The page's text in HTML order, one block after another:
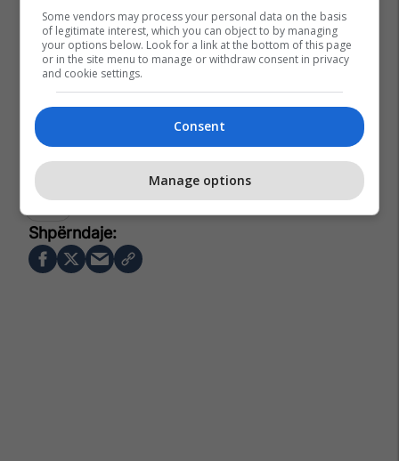
Izet Mexhiti
Aleanca Për Shqiptarët - Ash
Some vendors may process your personal data on the basis
of legitimate interest, which you can object to by managing
your options below. Look for a link at the bottom of this page
or in the site menu to manage or withdraw consent in privacy
and cookie settings.
Consent
Manage options